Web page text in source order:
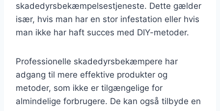
skadedyrsbekæmpelsestjeneste. Dette gælder
især, hvis man har en stor infestation eller hvis
man ikke har haft succes med DIY-metoder.
Professionelle skadedyrsbekæmpere har
adgang til mere effektive produkter og
metoder, som ikke er tilgængelige for
almindelige forbrugere. De kan også tilbyde en